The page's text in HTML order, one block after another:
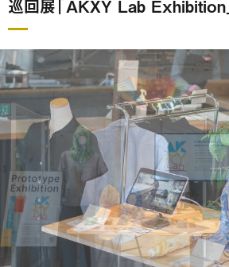
巡回展「AKXY Lab Exhibition」